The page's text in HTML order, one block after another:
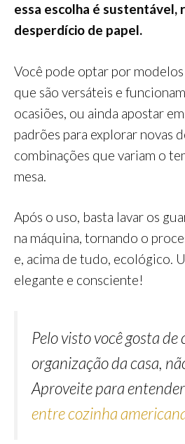
essa escolha é sustentável,
desperdício de papel.
Você pode optar por
que são versáteis e
ocasiões, ou ainda apostar
padrões para explorar novas
combinações que variam o
mesa.
Após o uso, basta lavar os
na máquina, tornando o
e, acima de tudo, ecológico.
elegante e consciente!
Pelo visto você gosta de
organização da casa,
Aproveite para
entre cozinha